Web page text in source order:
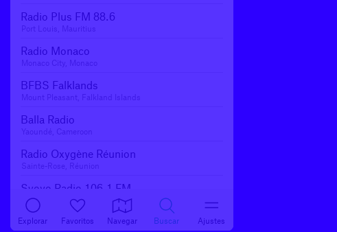
Radio Plus FM 88.6
Port Louis, Mauritius
Radio Monaco
Monaco City, Monaco
BFBS Falklands
Mount Pleasant, Falkland Islands
Balla Radio
Yaoundé, Cameroon
Radio Oxygène Réunion
Sainte-Rose, Réunion
Svoyo Radio 106.1 FM
Pinsk, Belarus
Ver los 223 países
Explorar Favoritos Navegar Buscar Ajustes